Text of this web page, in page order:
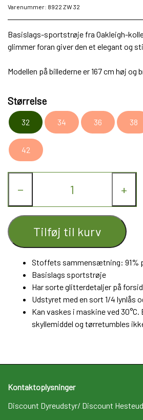
Varenummer: 8922 ZW 32
Basislags-sportstrøje fra Oakleigh-
glimmer foran giver den et elegant og
Modellen på billederne er 167 cm høj og
Størrelse
32 34 36 38
42
− +
Tilføj til kurv
Stoffets sammensætning: 91%
Basislags sportstrøje
Har sorte glitterdetaljer på
Udstyret med en sort 1/4 lynlås
Kan vaskes i maskine ved 30°C.
skyllemiddel og tørretumbles
Kontaktoplysninger
Discount Dyreudstyr/ Discount